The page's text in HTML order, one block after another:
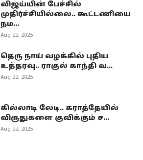
விஜய்யின் பேச்சில்
முதிர்ச்சியில்லை.. கூட்டணியை
நம...
Aug 22, 2025
தெரு நாய் வழக்கில் புதிய
உத்தரவு.. ராகுல் காந்தி வ...
Aug 22, 2025
கில்லாடி லேடி.. கராத்தேயில்
விருதுகளை குவிக்கும் ச...
Aug 22, 2025